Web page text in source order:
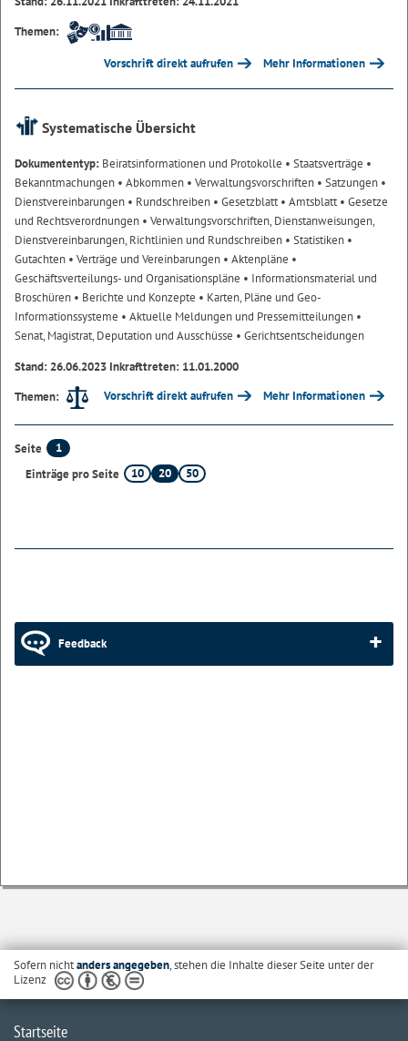
Themen:
Vorschrift direkt aufrufen Mehr Informationen
Systematische Übersicht
Dokumententyp: Beiratsinformationen und Protokolle • Staatsverträge •
Bekanntmachungen • Abkommen • Verwaltungsvorschriften • Satzungen •
Dienstvereinbarungen • Rundschreiben • Gesetzblatt• Amtsblatt• Gesetze
und Rechtsverordnungen • Verwaltungsvorschriften, Dienstanweisungen,
Dienstvereinbarungen, Richtlinien und Rundschreiben • Statistiken •
Gutachten • Verträge und Vereinbarungen • Aktenpläne •
Geschäftsverteilungs- und Organisationspläne • Informationsmaterial und
Broschüren • Berichte und Konzepte • Karten, Pläne und Geo-
Informationssysteme • Aktuelle Meldungen und Pressemitteilungen •
Senat, Magistrat, Deputation und Ausschüsse • Gerichtsentscheidungen
Stand: 26.06.2023 Inkrafttreten: 11.01.2000
Themen:
Vorschrift direkt aufrufen Mehr Informationen
Seite
1
Einträge pro Seite
10 20 50
Feedback
Sofern nichtanders angegeben, stehen die Inhalte dieser Seite unter der
Lizenz
Startseite